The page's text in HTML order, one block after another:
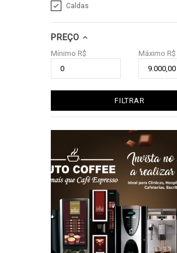
Caldas
PREÇO
Mínimo R$ Máximo R$
FILTRAR